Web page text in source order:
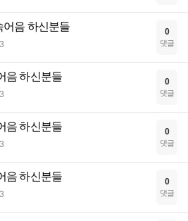
어음 하신분들 0
댓글
음 하신분들 0
댓글
음 하신분들 0
댓글
음 하신분들 0
댓글